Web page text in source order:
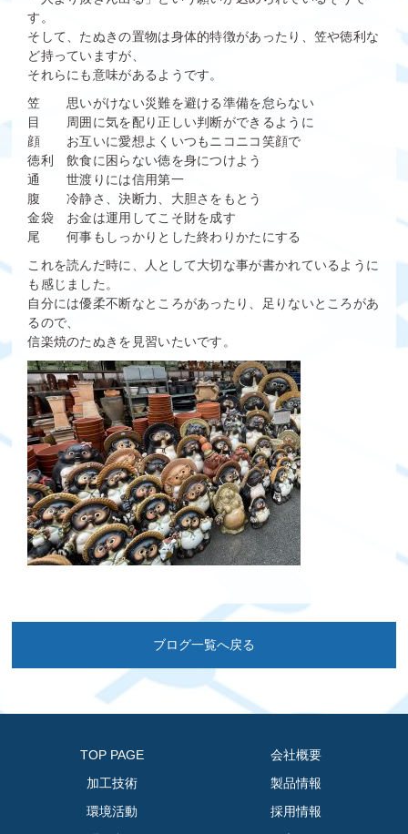
す。
そして、たぬきの置物は身体的特徴があったり、笠や徳利な
ど持っていますが、
それらにも意味があるようです。
笠 思いがけない災難を避ける準備を怠らない
目 周囲に気を配り正しい判断ができるように
顔 お互いに愛想よくいつもニコニコ笑顔で
徳利 飲食に困らない徳を身につけよう
通 世渡りには信用第一
腹 冷静さ、決断力、大胆さをもとう
金袋 お金は運用してこそ財を成す
尾 何事もしっかりとした終わりかたにする
これを読んだ時に、人として大切な事が書かれているように
も感じました。
自分には優柔不断なところがあったり、足りないところがあ
るので、
信楽焼のたぬきを見習いたいです。
ブログ一覧へ戻る
TOP PAGE
会社概要
加工技術
製品情報
環境活動
採用情報